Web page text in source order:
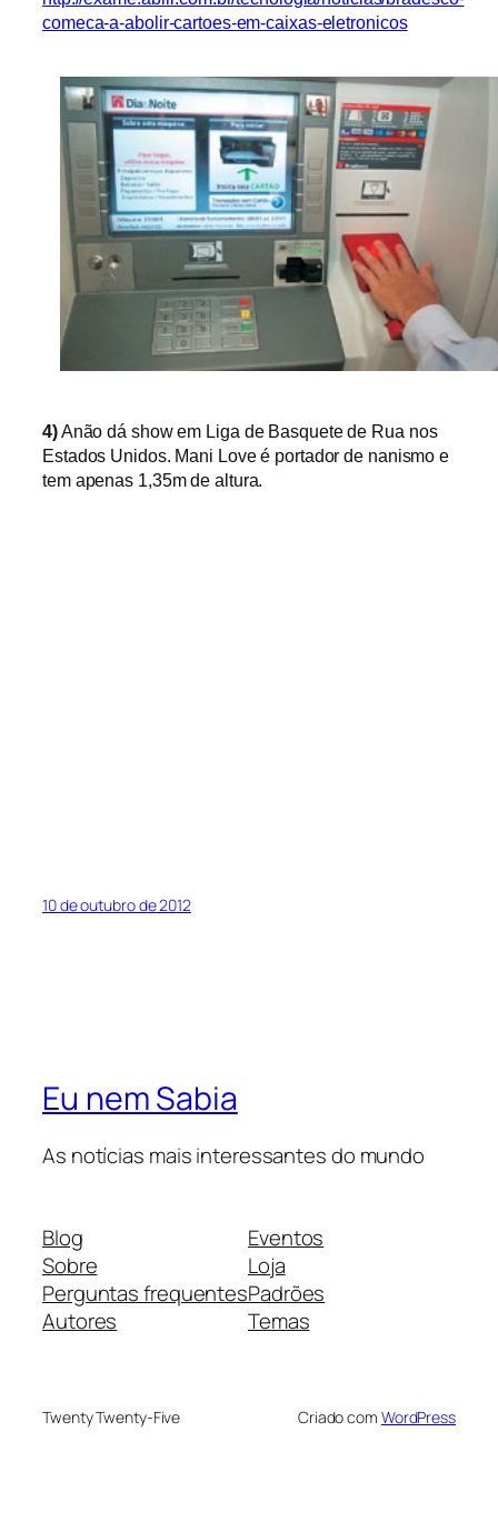
comeca-a-abolir-cartoes-em-caixas-eletronicos
4)Anão dá show em Liga de Basquete de Rua nos
Estados Unidos. Mani Love é portador de nanismo e
tem apenas 1,35m de altura.
10 de outubro de 2012
Eu nem Sabia
As notícias mais interessantes do mundo
Blog
Sobre
Perguntas frequentes
Autores
Eventos
Loja
Padrões
Temas
Twenty Twenty-Five Criado com WordPress